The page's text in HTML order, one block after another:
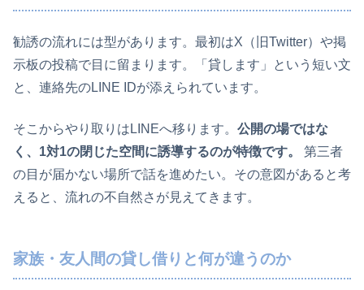
勧誘の流れには型があります。最初はX（旧Twitter）や掲
示板の投稿で目に留まります。「貸します」という短い文
と、連絡先のLINE IDが添えられています。
そこからやり取りはLINEへ移ります。 公開の場ではな
く、1対1の閉じた空間に誘導するのが特徴です。
第三者
の目が届かない場所で話を進めたい。その意図があると考
えると、流れの不自然さが見えてきます。
家族・友人間の貸し借りと何が違うのか